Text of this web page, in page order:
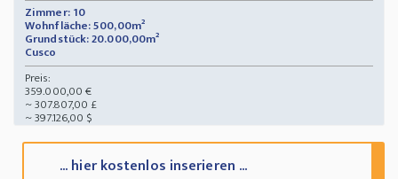
Zimmer: 10
Wohnfläche: 500,00m²
Grundstück: 20.000,00m²
Cusco
Preis:
359.000,00 €
~ 307.807,00 £
~ 397.126,00 $
... hier kostenlos inserieren ...